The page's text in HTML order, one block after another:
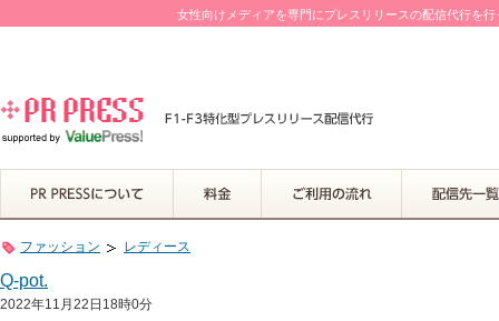
女性向けメディアを専門にプレスリリースの配信代行を
ファッション レディース
Q-pot.
2022年11月22日18時0分